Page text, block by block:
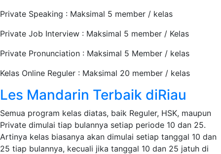
Private Speaking : Maksimal 5 member / kelas
Private Job Interview : Maksimal 5 member / Kelas
Private Pronunciation : Maksimal 5 Member / kelas
Kelas Online Reguler : Maksimal 20 member / kelas
Les Mandarin Terbaik diRiau
Semua program kelas diatas, baik Reguler, HSK, maupun
Private dimulai tiap bulannya setiap periode 10 dan 25.
Artinya kelas biasanya akan dimulai setiap tanggal 10 dan
25 tiap bulannya, kecuali jika tanggal 10 dan 25 jatuh di